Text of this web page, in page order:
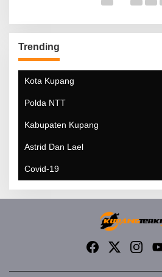
Trending
Kota Kupang
Polda NTT
Kabupaten Kupang
Astrid Dan Lael
Covid-19